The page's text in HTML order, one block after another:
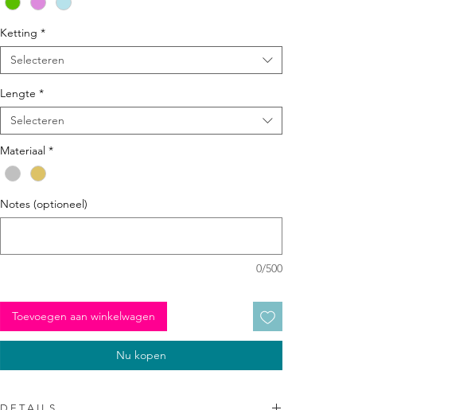
Ketting *
Selecteren
Lengte *
Selecteren
Materiaal *
Notes (optioneel)
0/500
Toevoegen aan winkelwagen
Nu kopen